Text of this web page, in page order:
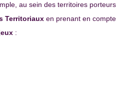
au sein des territoires porteurs
Territoriaux en prenant en compte
: